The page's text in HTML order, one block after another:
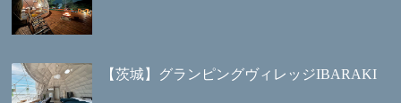
【茨城】グランピングヴィレッジIBARAKI